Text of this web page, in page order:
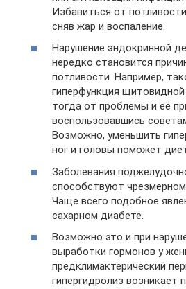
Избавиться от
сняв жар и воспаление.
Нарушение эндокринной
нередко становится
потливости. Например,
гиперфункция
тогда от проблемы и её
воспользовавшись
Возможно, уменьшить
ног и головы поможет
Заболевания
способствуют
Чаще всего подобное
сахарном диабете.
Возможно это и при
выработки гормонов у
предклимактерический
гипергидролиз возникает